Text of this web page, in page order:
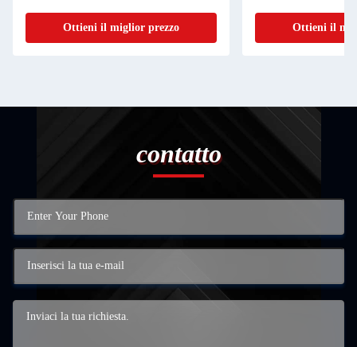
Ottieni il miglior prezzo Ottieni il
contatto